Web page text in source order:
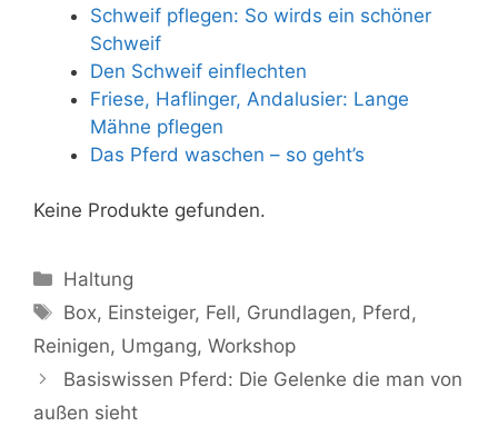
Schweif pflegen: So wirds ein schöner
Schweif
Den Schweif einflechten
Friese, Haflinger, Andalusier: Lange
Mähne pflegen
Das Pferd waschen – so geht’s
Keine Produkte gefunden.
Kategorien
Haltung
Schlagwörter
Box, Einsteiger, Fell, Grundlagen, Pferd,
Reinigen, Umgang, Workshop
Basiswissen Pferd: Die Gelenke die man von
außen sieht